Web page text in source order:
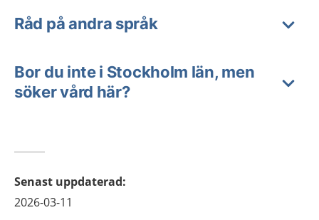
Råd på andra språk
Bor du inte i Stockholm län, men
söker vård här?
Senast uppdaterad:
2026-03-11